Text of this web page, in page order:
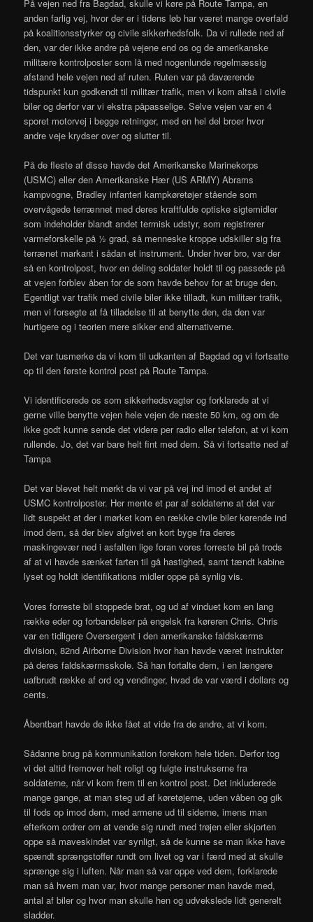
På vejen ned fra Bagdad, skulle vi køre på Route Tampa, en
anden farlig vej, hvor der er i tidens løb har været mange overfald
på koalitionsstyrker og civile sikkerhedsfolk. Da vi rullede ned af
den, var der ikke andre på vejene end os og de amerikanske
militære kontrolposter som lå med nogenlunde regelmæssig
afstand hele vejen ned af ruten. Ruten var på daværende
tidspunkt kun godkendt til militær trafik, men vi kom altså i civile
biler og derfor var vi ekstra påpasselige. Selve vejen var en 4
sporet motorvej i begge retninger, med en hel del broer hvor
andre veje krydser over og slutter til.
På de fleste af disse havde det Amerikanske Marinekorps
(USMC) eller den Amerikanske Hær (US ARMY) Abrams
kampvogne, Bradley infanteri kampkøretøjer stående som
overvågede terrænnet med deres kraftfulde optiske sigtemidler
som indeholder blandt andet termisk udstyr, som registrerer
varmeforskelle på ½ grad, så menneske kroppe udskiller sig fra
terrænet markant i sådan et instrument. Under hver bro, var der
så en kontrolpost, hvor en deling soldater holdt til og passede på
at vejen forblev åben for de som havde behov for at bruge den.
Egentligt var trafik med civile biler ikke tilladt, kun militær trafik,
men vi forsøgte at få tilladelse til at benytte den, da den var
hurtigere og i teorien mere sikker end alternativerne.
Det var tusmørke da vi kom til udkanten af Bagdad og vi fortsatte
op til den første kontrol post på Route Tampa.
Vi identificerede os som sikkerhedsvagter og forklarede at vi
gerne ville benytte vejen hele vejen de næste 50 km, og om de
ikke godt kunne sende det videre per radio eller telefon, at vi kom
rullende. Jo, det var bare helt fint med dem. Så vi fortsatte ned af
Tampa
Det var blevet helt mørkt da vi var på vej ind imod et andet af
USMC kontrolposter. Her mente et par af soldaterne at det var
lidt suspekt at der i mørket kom en række civile biler kørende ind
imod dem, så der blev afgivet en kort byge fra deres
maskingevær ned i asfalten lige foran vores forreste bil på trods
af at vi havde sænket farten til gå hastighed, samt tændt kabine
lyset og holdt identifikations midler oppe på synlig vis.
Vores forreste bil stoppede brat, og ud af vinduet kom en lang
række eder og forbandelser på engelsk fra køreren Chris. Chris
var en tidligere Oversergent i den amerikanske faldskærms
division, 82nd Airborne Division hvor han havde været instruktør
på deres faldskærmsskole. Så han fortalte dem, i en længere
uafbrudt række af ord og vendinger, hvad de var værd i dollars og
cents.
Åbentbart havde de ikke fået at vide fra de andre, at vi kom.
Sådanne brug på kommunikation forekom hele tiden. Derfor tog
vi det altid fremover helt roligt og fulgte instrukserne fra
soldaterne, når vi kom frem til en kontrol post. Det inkluderede
mange gange, at man steg ud af køretøjerne, uden våben og gik
til fods op imod dem, med armene ud til siderne, imens man
efterkom ordrer om at vende sig rundt med trøjen eller skjorten
oppe så maveskindet var synligt, så de kunne se man ikke have
spændt sprængstoffer rundt om livet og var i færd med at skulle
sprænge sig i luften. Når man så var oppe ved dem, forklarede
man så hvem man var, hvor mange personer man havde med,
antal af biler og hvor man skulle hen og udvekslede lidt generelt
sladder.